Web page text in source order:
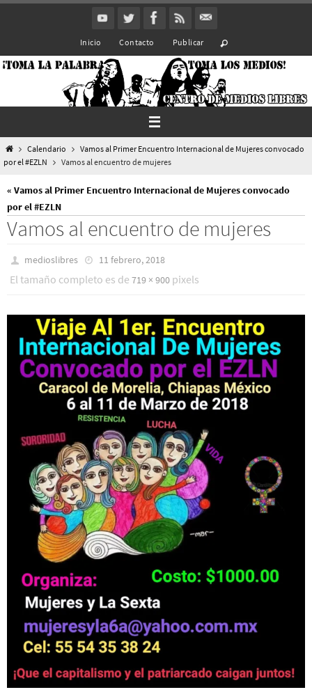
Inicio Contacto Publicar
InicioCalendario
Vamos al Primer Encuentro Internacional de Mujeres convocado
por el #EZLN
Vamos al encuentro de mujeres
« Vamos al Primer Encuentro Internacional de Mujeres convocado
por el #EZLN
Vamos al encuentro de mujeres
medioslibres 11 febrero, 2018
El tamaño completo es de 719 × 900 pixels